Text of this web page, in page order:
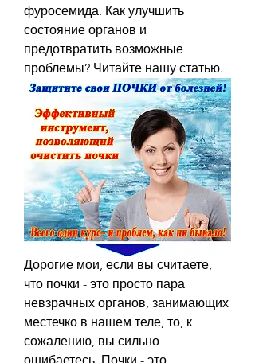
фуросемида. Как улучшить
состояние органов и
предотвратить возможные
проблемы? Читайте нашу статью.
Дорогие мои, если вы считаете,
что почки - это просто пара
невзрачных органов, занимающих
местечко в нашем теле, то, к
сожалению, вы сильно